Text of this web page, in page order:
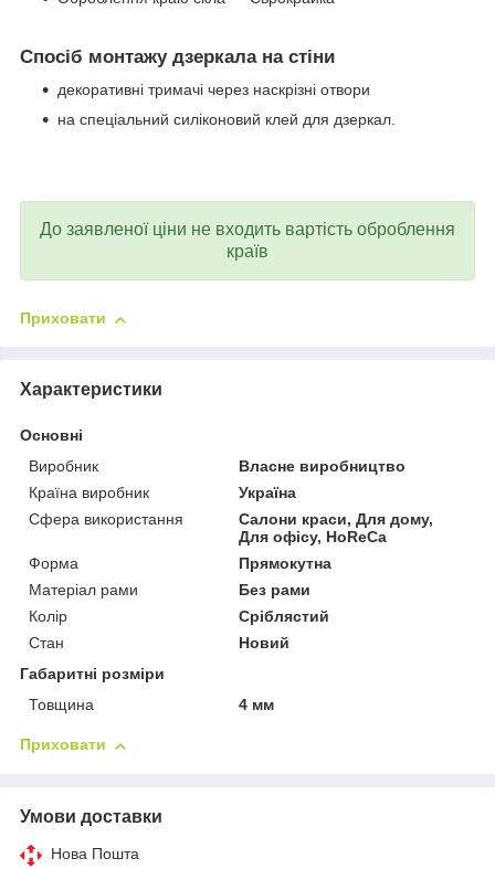
Спосіб монтажу дзеркала на стіни
декоративні тримачі через наскрізні отвори
на спеціальний силіконовий клей для дзеркал.
До заявленої ціни не входить вартість оброблення
країв
Приховати
Характеристики
Основні
Виробник
Власне виробництво
Країна виробник
Україна
Сфера використання
Салони краси, Для дому,
Для офісу, HoReCa
Форма
Прямокутна
Матеріал рами
Без рами
Колір
Сріблястий
Стан
Новий
Габаритні розміри
Товщина
4 мм
Приховати
Умови доставки
Нова Пошта